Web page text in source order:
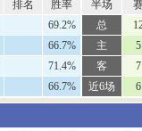
排名
胜率
69.2%
66.7%
71.4%
66.7%
半场
总
主
5
客
7
近6场
6